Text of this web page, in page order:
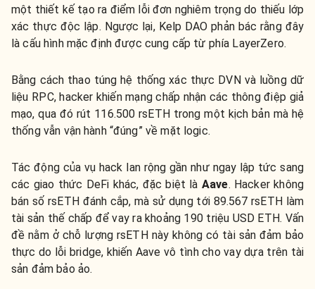
một thiết kế tạo ra điểm lỗi đơn nghiêm trọng do thiếu lớp
xác thực độc lập. Ngược lại, Kelp DAO phản bác rằng đây
là cấu hình mặc định được cung cấp từ phía LayerZero.
Bằng cách thao túng hệ thống xác thực DVN và luồng dữ
liệu RPC, hacker khiến mạng chấp nhận các thông điệp giả
mạo, qua đó rút 116.500 rsETH trong một kịch bản mà hệ
thống vẫn vận hành “đúng” về mặt logic.
Tác động của vụ hack lan rộng gần như ngay lập tức sang
các giao thức DeFi khác, đặc biệt là Aave. Hacker không
bán số rsETH đánh cắp, mà sử dụng tới 89.567 rsETH làm
tài sản thế chấp để vay ra khoảng 190 triệu USD ETH. Vấn
đề nằm ở chỗ lượng rsETH này không có tài sản đảm bảo
thực do lỗi bridge, khiến Aave vô tình cho vay dựa trên tài
sản đảm bảo ảo.